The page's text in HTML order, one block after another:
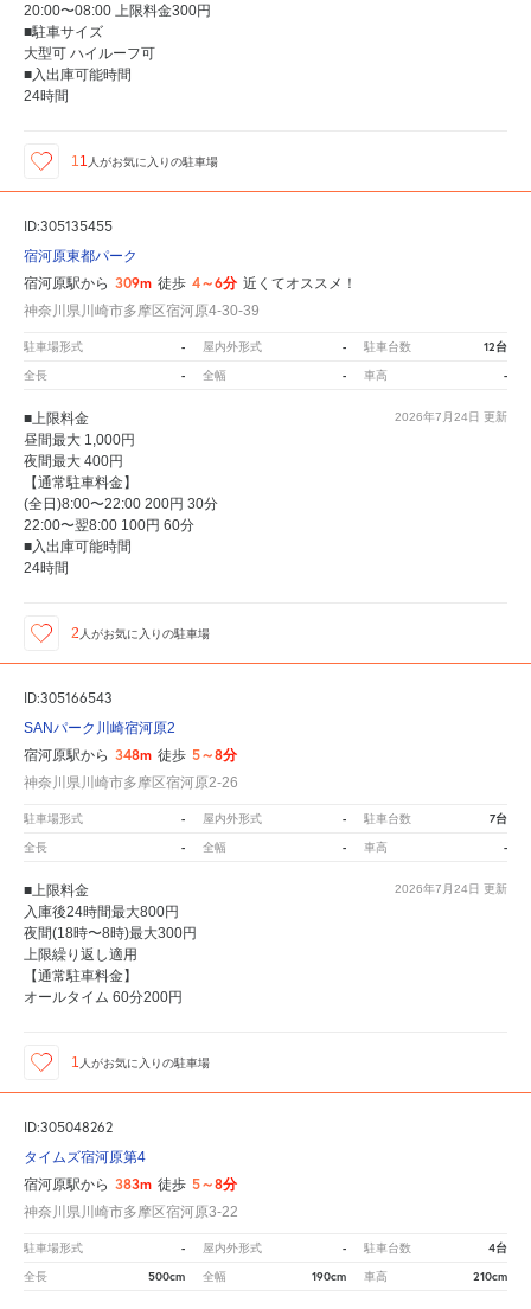
20:00〜08:00 上限料金300円
■駐車サイズ
大型可 ハイルーフ可
■入出庫可能時間
24時間
11 人がお気に入りの駐車場
ID:305135455
宿河原東都パーク
宿河原駅から 309m 徒歩 4～6分 近くてオススメ！
神奈川県川崎市多摩区宿河原4-30-39
駐車場形式 - 屋内外形式 - 駐車台数 12台
全長 - 全幅 - 車高 -
2026年7月24日 更新
■上限料金
昼間最大 1,000円
夜間最大 400円
【通常駐車料金】
(全日)8:00〜22:00 200円 30分
22:00〜翌8:00 100円 60分
■入出庫可能時間
24時間
2 人がお気に入りの駐車場
ID:305166543
SANパーク川崎宿河原2
宿河原駅から 348m 徒歩 5～8分
神奈川県川崎市多摩区宿河原2-26
駐車場形式 - 屋内外形式 - 駐車台数 7台
全長 - 全幅 - 車高 -
2026年7月24日 更新
■上限料金
入庫後24時間最大800円
夜間(18時〜8時)最大300円
上限繰り返し適用
【通常駐車料金】
オールタイム 60分200円
1 人がお気に入りの駐車場
ID:305048262
タイムズ宿河原第4
宿河原駅から 383m 徒歩 5～8分
神奈川県川崎市多摩区宿河原3-22
駐車場形式 - 屋内外形式 - 駐車台数 4台
全長 500cm 全幅 190cm 車高 210cm